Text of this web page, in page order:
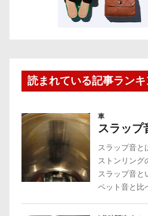
読まれている記事ラン